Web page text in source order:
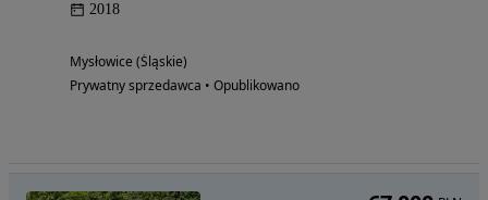
2018
Mysłowice (Śląskie)
Prywatny sprzedawca • Opublikowano